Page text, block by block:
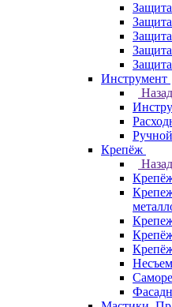
Инструмент
Назад
Крепёж
Назад